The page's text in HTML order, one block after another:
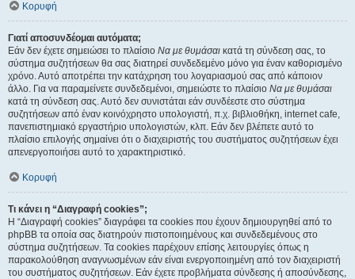
Κορυφή
Γιατί αποσυνδέομαι αυτόματα;
Εάν δεν έχετε σημειώσει το πλαίσιο Να με θυμάσαι κατά τη σύνδεση σας, το
σύστημα συζητήσεων θα σας διατηρεί συνδεδεμένο μόνο για έναν καθορισμένο
χρόνο. Αυτό αποτρέπει την κατάχρηση του λογαριασμού σας από κάποιον
άλλο. Για να παραμείνετε συνδεδεμένοι, σημειώστε το πλαίσιο Να με θυμάσαι
κατά τη σύνδεση σας. Αυτό δεν συνιστάται εάν συνδέεστε στο σύστημα
συζητήσεων από έναν κοινόχρηστο υπολογιστή, π.χ. βιβλιοθήκη, internet cafe,
πανεπιστημιακό εργαστήριο υπολογιστών, κλπ. Εάν δεν βλέπετε αυτό το
πλαίσιο επιλογής σημαίνει ότι ο διαχειριστής του συστήματος συζητήσεων έχει
απενεργοποιήσει αυτό το χαρακτηριστικό.
Κορυφή
Τι κάνει η “Διαγραφή cookies”;
Η “Διαγραφή cookies” διαγράφει τα cookies που έχουν δημιουργηθεί από το
phpBB τα οποία σας διατηρούν πιστοποιημένους και συνδεδεμένους στο
σύστημα συζητήσεων. Τα cookies παρέχουν επίσης λειτουργίες όπως η
παρακολούθηση αναγνωσμένων εάν είναι ενεργοποιημένη από τον διαχειριστή
του συστήματος συζητήσεων. Εάν έχετε προβλήματα σύνδεσης ή αποσύνδεσης,